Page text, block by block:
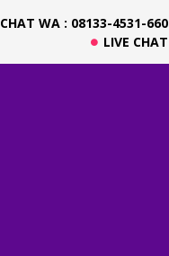
CHAT WA : 08133-4531-660
LIVE CHAT